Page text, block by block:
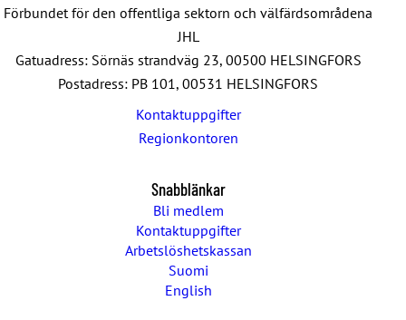
Förbundet för den offentliga sektorn och välfärdsområdena
JHL
Gatuadress: Sörnäs strandväg 23, 00500 HELSINGFORS
Postadress: PB 101, 00531 HELSINGFORS
Kontaktuppgifter
Regionkontoren
Snabblänkar
Bli medlem
Kontaktuppgifter
Arbetslöshetskassan
Suomi
English